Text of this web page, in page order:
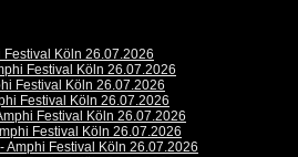
Festival Köln 26.07.2026
Festival Köln 26.07.2026
Festival Köln 26.07.2026
Festival Köln 26.07.2026
Festival Köln 26.07.2026
Festival Köln 26.07.2026
Amphi Festival Köln 26.07.2026